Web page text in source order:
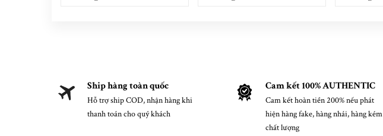
Ship hàng toàn quốc
Hỗ trợ ship COD, nhận hàng khi
thanh toán cho quý khách
Cam kết 100% AUTHENTIC
Cam kết hoàn tiền 200% nếu phát
hiện hàng fake, hàng nhái, hàng kém
chất lượng